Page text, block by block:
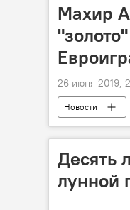
Махир
26 июня 2019,
Новости
Десять
лунной